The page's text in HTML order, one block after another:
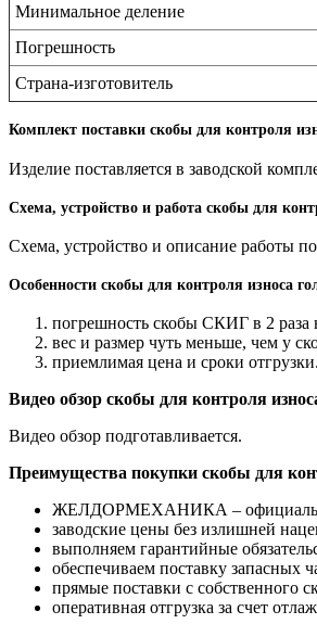
Минимальное деление
Погрешность
Страна-изготовитель
Комплект поставки скобы для контроля
Изделие поставляется в заводской
Схема, устройство и работа скобы для
Схема, устройство и описание работы
Особенности скобы для контроля износа
погрешность скобы СКИГ в 2
вес и размер чуть меньше, чем у
приемлимая цена и сроки отгрузки.
Видео обзор скобы для контроля
Видео обзор подготавливается.
Преимущества покупки скобы для
ЖЕЛДОРМЕХАНИКА –
заводские цены без излишней
выполняем гарантийные
обеспечиваем поставку запасных
прямые поставки с собственного
оперативная отгрузка за счет